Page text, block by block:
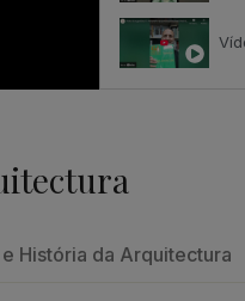
História da Arquitectura